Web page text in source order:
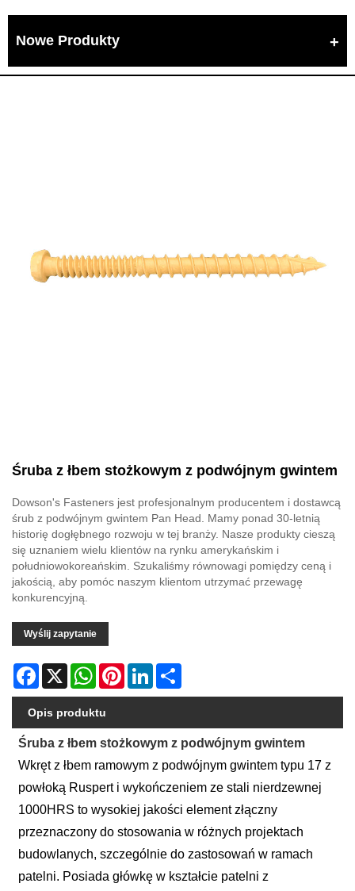
Nowe Produkty
Śruba z łbem stożkowym z podwójnym gwintem
Dowson's Fasteners jest profesjonalnym producentem i dostawcą
śrub z podwójnym gwintem Pan Head. Mamy ponad 30-letnią
historię dogłębnego rozwoju w tej branży. Nasze produkty cieszą
się uznaniem wielu klientów na rynku amerykańskim i
południowokoreańskim. Szukaliśmy równowagi pomiędzy ceną i
jakością, aby pomóc naszym klientom utrzymać przewagę
konkurencyjną.
Wyślij zapytanie
Facebook
X WhatsAppPinterestLinkedIn
Opis produktu
Śruba z łbem stożkowym z podwójnym gwintem
Wkręt z łbem ramowym z podwójnym gwintem typu 17 z
powłoką Ruspert i wykończeniem ze stali nierdzewnej
1000HRS to wysokiej jakości element złączny
przeznaczony do stosowania w różnych projektach
budowlanych, szczególnie do zastosowań w ramach
patelni. Posiada główkę w kształcie patelni z